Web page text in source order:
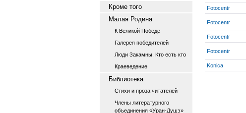
Кроме того
Малая Родина
К Великой Победе
Галерея победителей
Люди Закамны. Кто есть кто
Краеведение
Библиотека
Стихи и проза читателей
Члены литературного
объединения «Уран-Душэ»
Fotocentr
Fotocentr
Fotocentr
Fotocentr
Konica